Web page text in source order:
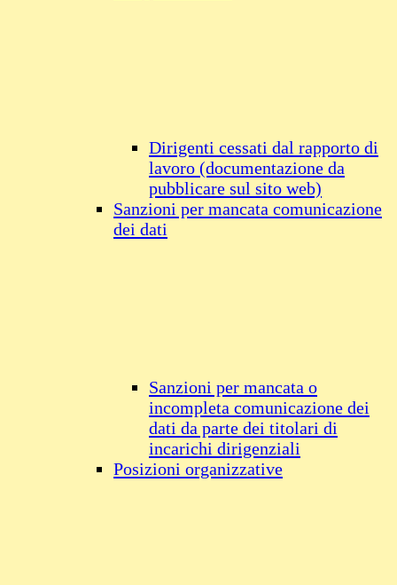
Dirigenti cessati dal rapporto di
lavoro (documentazione da
pubblicare sul sito web)
Sanzioni per mancata comunicazione
dei dati
Sanzioni per mancata o
incompleta comunicazione dei
dati da parte dei titolari di
incarichi dirigenziali
Posizioni organizzative